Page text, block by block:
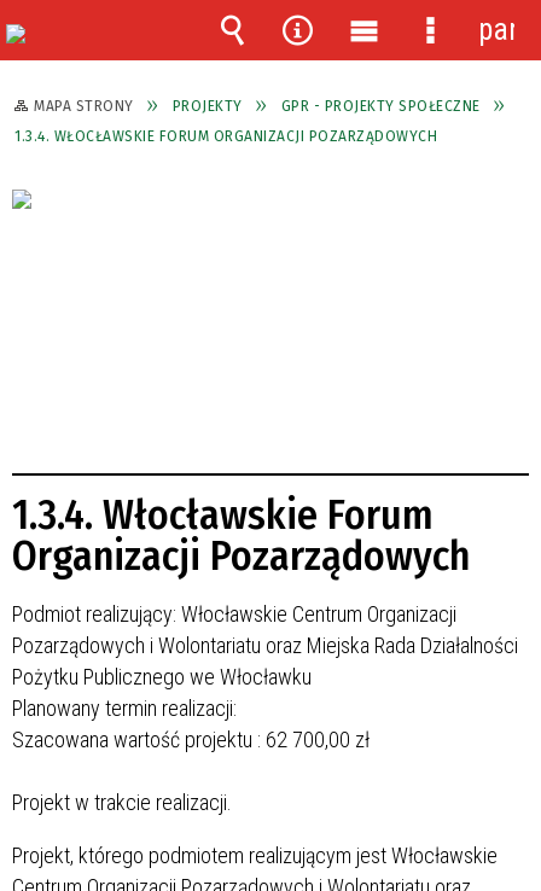
MAPA STRONY PROJEKTY
GPR - PROJEKTY SPOŁECZNE
1.3.4. WŁOCŁAWSKIE FORUM ORGANIZACJI POZARZĄDOWYCH
1.3.4. Włocławskie Forum
Organizacji Pozarządowych
Podmiot realizujący: Włocławskie Centrum Organizacji
Pozarządowych i Wolontariatu oraz Miejska Rada Działalności
Pożytku Publicznego we Włocławku
Planowany termin realizacji:
Szacowana wartość projektu : 62 700,00 zł
Projekt w trakcie realizacji.
Projekt, którego podmiotem realizującym jest Włocławskie
Wyszukiwarka
Narzędzia
Menu
główne
Menu